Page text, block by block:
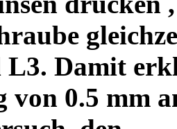
Damit
von 0.5 mm